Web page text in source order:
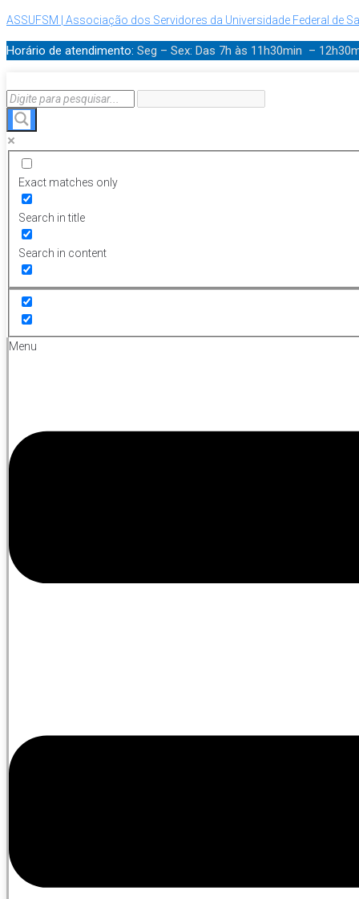
ASSUFSM | Associação dos Servidores da Universidade Federal de
Horário de atendimento: Seg – Sex: Das 7h às 11h30min –
Exact matches only
Search in title
Search in content
Menu